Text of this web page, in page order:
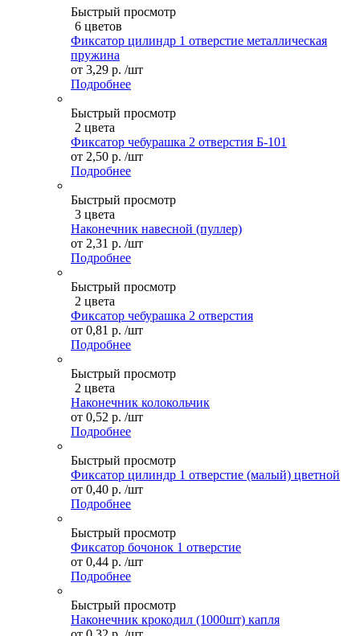
Быстрый просмотр
6 цветов
Фиксатор цилиндр 1 отверстие металлическая
пружина
от 3,29 р. /шт
Подробнее
Быстрый просмотр
2 цвета
Фиксатор чебурашка 2 отверстия Б-101
от 2,50 р. /шт
Подробнее
Быстрый просмотр
3 цвета
Наконечник навесной (пуллер)
от 2,31 р. /шт
Подробнее
Быстрый просмотр
2 цвета
Фиксатор чебурашка 2 отверстия
от 0,81 р. /шт
Подробнее
Быстрый просмотр
2 цвета
Наконечник колокольчик
от 0,52 р. /шт
Подробнее
Быстрый просмотр
Фиксатор цилиндр 1 отверстие (малый) цветной
от 0,40 р. /шт
Подробнее
Быстрый просмотр
Фиксатор бочонок 1 отверстие
от 0,44 р. /шт
Подробнее
Быстрый просмотр
Наконечник крокодил (1000шт) капля